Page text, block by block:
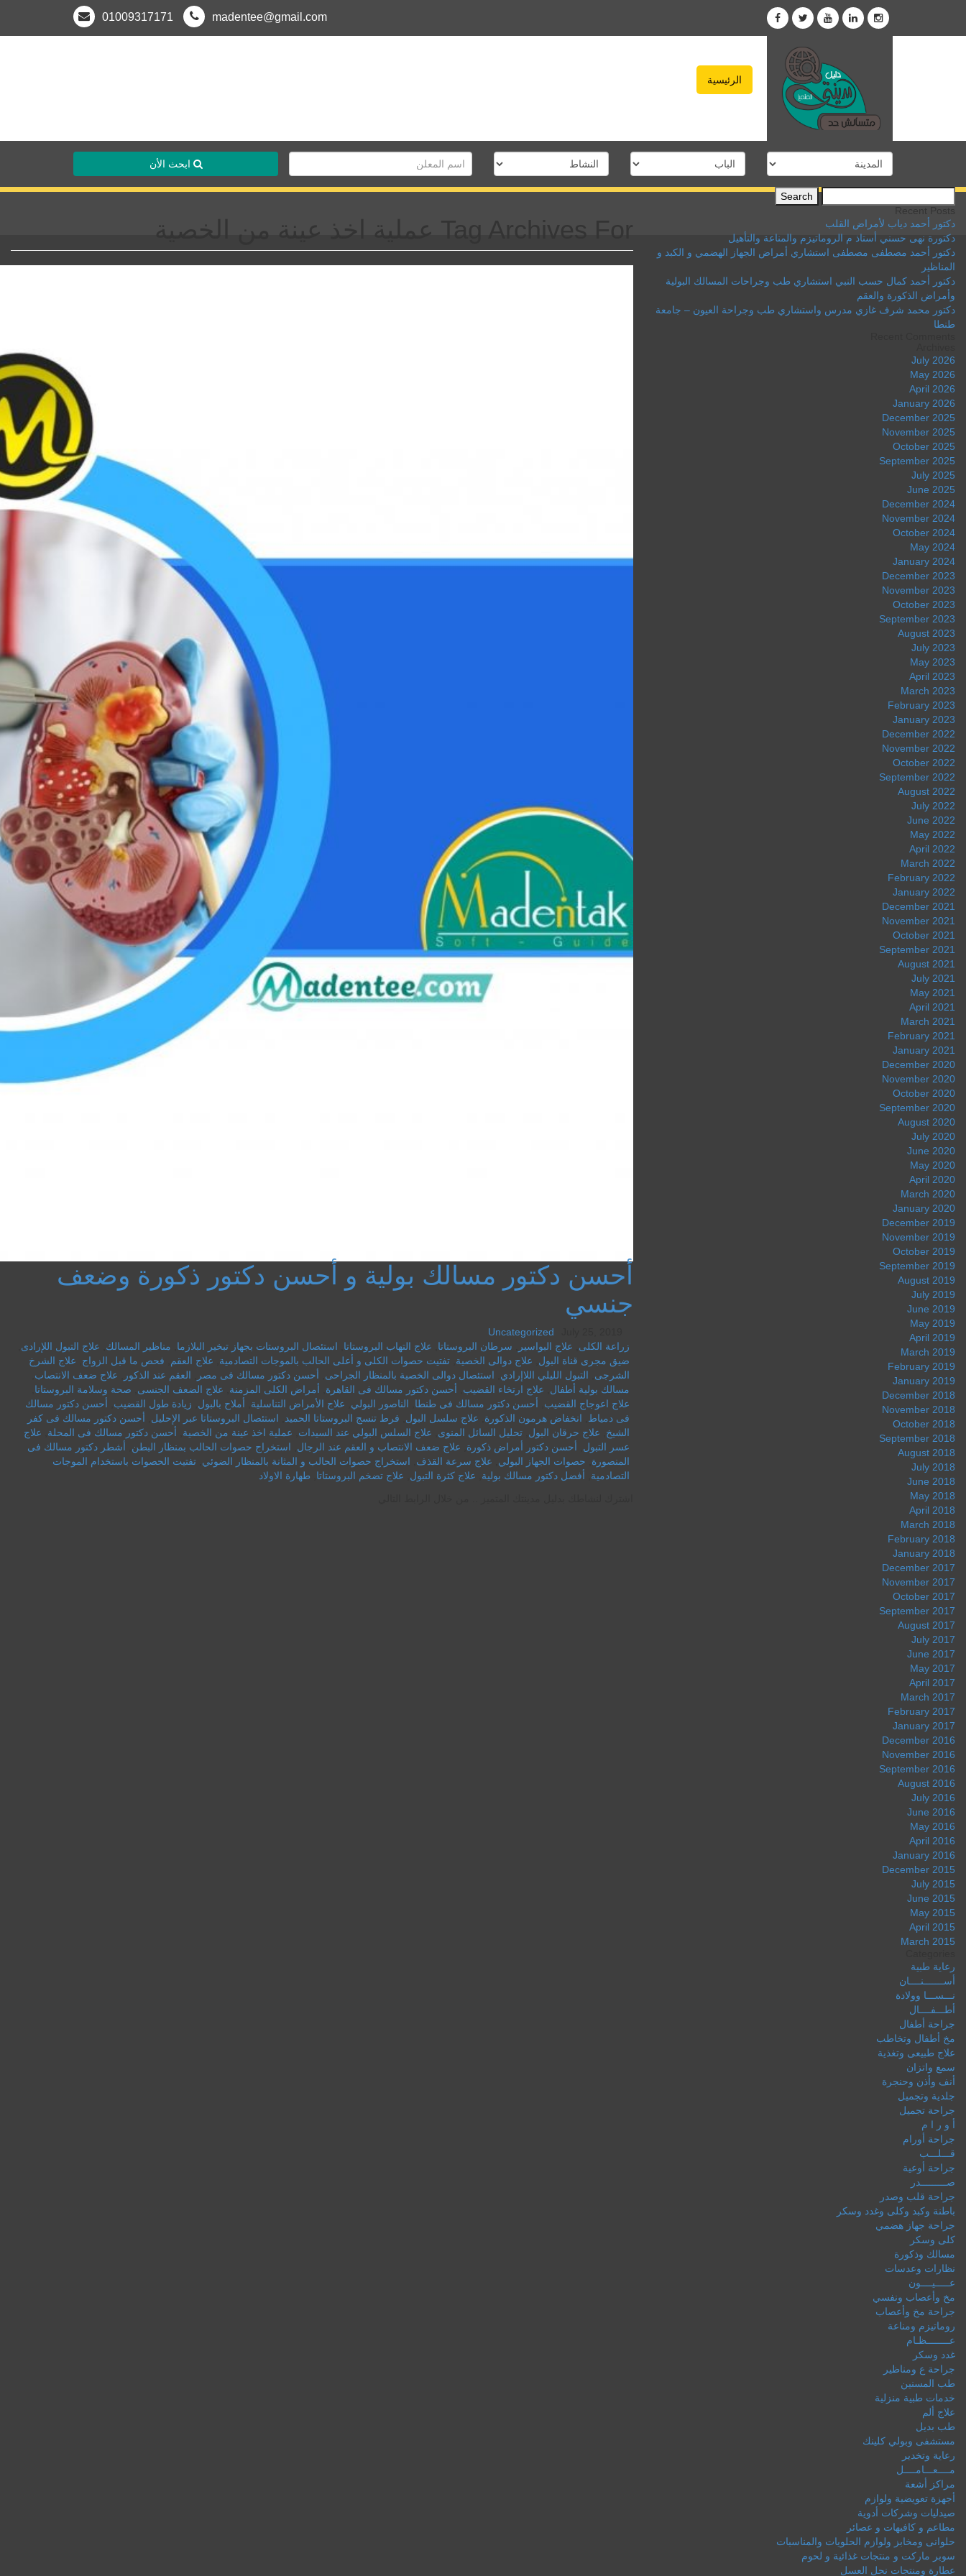
madentee@gmail.com
01009317171
الرئيسية
ابحث الأن
Tag Archives For عملية اخذ عينة من الخصية
أحسن دكتور مسالك بولية و أحسن دكتور ذكورة وضعف
جنسي
Uncategorized
زراعة الكلى
علاج البواسير سرطان البروستاتا علاج التهاب البروستاتا استئصال البروستات بجهاز تبخير البلازما مناظير المسالك علاج التبول اللإرادى
ضيق مجرى قناة البول
علاج دوالى الخصية تفتيت حصوات الكلى و أعلى الحالب بالموجات التصادمية علاج العقم فحص ما قبل الزواج
علاج الشرخ
الشرجى
التبول الليلي اللاإرادي استئصال دوالى الخصية بالمنظار الجراحى أحسن دكتور مسالك فى مصر العقم عند الذكور علاج ضعف الانتصاب
مسالك بولية أطفال
علاج ارتخاء القضيب أحسن دكتور مسالك فى القاهرة أمراض الكلى المزمنة علاج الضعف الجنسى صحة وسلامة البروستاتا
علاج اعوجاج القضيب
أحسن دكتور مسالك فى طنطا الناصور البولي علاج الأمراض التناسلية أملاح بالبول زيادة طول القضيب
أحسن دكتور مسالك
فى دمياط
انخفاض هرمون الذكورة علاج سلسل البول فرط تنسج البروستاتا الحميد استئصال البروستاتا عبر الإحليل
أحسن دكتور مسالك فى كفر
الشيخ
علاج حرقان البول تحليل السائل المنوى علاج السلس البولي عند السيدات عملية اخذ عينة من الخصية أحسن دكتور مسالك فى المحلة
علاج
عسر التبول
أحسن دكتور أمراض ذكورة علاج ضعف الانتصاب و العقم عند الرجال استخراج حصوات الحالب بمنظار البطن
أشطر دكتور مسالك فى
المنصورة
حصوات الجهاز البولي علاج سرعة القذف استخراج حصوات الحالب و المثانة بالمنظار الضوئي تفتيت الحصوات باستخدام الموجات
التصادمية
أفضل دكتور مسالك بولية علاج كثرة التبول علاج تضخم البروستاتا
طهارة الاولاد
Search
for:
Recent Posts
دكتور أحمد دياب لأمراض القلب
دكتورة نهى حسني أستاذ م الروماتيزم والمناعة والتأهيل
دكتور أحمد مصطفى مصطفى استشاري أمراض الجهاز الهضمي و الكبد و
المناظير
دكتور أحمد كمال حسب النبي استشاري طب وجراحات المسالك البولية
وأمراض الذكورة والعقم
دكتور محمد شرف غازي مدرس واستشاري طب وجراحة العيون – جامعة
طنطا
July 2026
May 2026
April 2026
January 2026
December 2025
November 2025
October 2025
September 2025
July 2025
June 2025
December 2024
November 2024
October 2024
May 2024
January 2024
December 2023
November 2023
October 2023
September 2023
August 2023
July 2023
May 2023
April 2023
March 2023
February 2023
January 2023
December 2022
November 2022
October 2022
September 2022
August 2022
July 2022
June 2022
May 2022
April 2022
March 2022
February 2022
January 2022
December 2021
November 2021
October 2021
September 2021
August 2021
July 2021
May 2021
April 2021
March 2021
February 2021
January 2021
December 2020
November 2020
October 2020
September 2020
August 2020
July 2020
June 2020
May 2020
April 2020
March 2020
January 2020
December 2019
November 2019
October 2019
September 2019
August 2019
July 2019
June 2019
May 2019
April 2019
March 2019
February 2019
January 2019
December 2018
November 2018
October 2018
September 2018
August 2018
July 2018
June 2018
May 2018
April 2018
March 2018
February 2018
January 2018
December 2017
November 2017
October 2017
September 2017
August 2017
July 2017
June 2017
May 2017
April 2017
March 2017
February 2017
January 2017
December 2016
November 2016
September 2016
August 2016
July 2016
June 2016
May 2016
April 2016
January 2016
December 2015
July 2015
June 2015
May 2015
April 2015
March 2015
رعاية طبية
أســـــــنــــان
نـــســـا وولادة
أطـــفــــال
جراحة أطفال
مخ أطفال وتخاطب
علاج طبيعى وتغذية
سمع واتزان
أنف وأذن وحنجرة
جلدية وتجميل
جراحة تجميل
أ و ر ا م
جراحة أورام
قـــلـــب
جراحة أوعية
صـــــــــدر
جراحة قلب وصدر
باطنة وكبد وكلى وغدد وسكر
جراحة جهاز هضمي
كلى وسكر
مسالك وذكورة
نظارات وعدسات
عـــــيــــون
مخ وأعصاب ونفسي
جراحة مخ وأعصاب
روماتيزم ومناعة
عــــــــظـام
غدد وسكر
جراحة ع ومناظير
طب المسنين
خدمات طبية منزلية
علاج ألم
طب بديل
مستشفى وبولي كلينك
رعاية وتخدير
مــــعـــامــــل
مراكز أشعة
أجهزة تعويضية ولوازم
صيدليات وشركات أدوية
مطاعم و كافيهات و عصائر
حلوانى ومخابز ولوازم الحلويات والمناسبات
سوبر ماركت و منتجات غذائية و لحوم
عطارة ومنتجات نحل العسل